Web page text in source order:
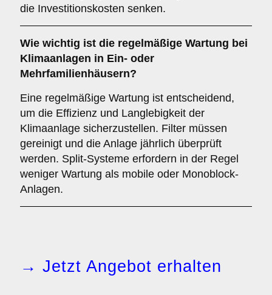
die Investitionskosten senken.
Wie wichtig ist die regelmäßige Wartung bei
Klimaanlagen in Ein- oder
Mehrfamilienhäusern?
Eine regelmäßige Wartung ist entscheidend,
um die Effizienz und Langlebigkeit der
Klimaanlage sicherzustellen. Filter müssen
gereinigt und die Anlage jährlich überprüft
werden. Split-Systeme erfordern in der Regel
weniger Wartung als mobile oder Monoblock-
Anlagen.
→ Jetzt Angebot erhalten